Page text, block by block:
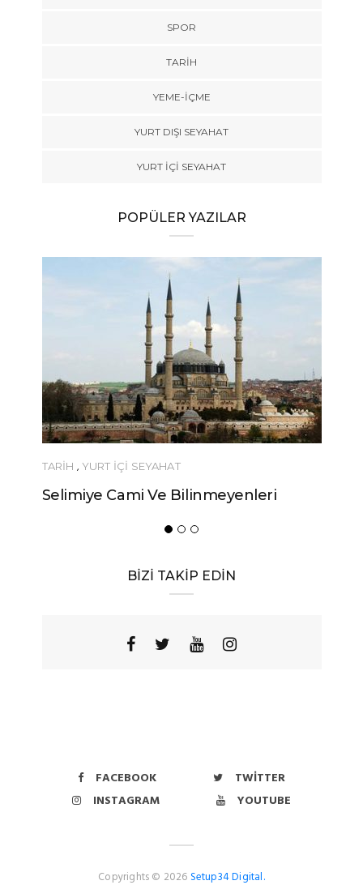
SPOR
TARİH
YEME-İÇME
YURT DIŞI SEYAHAT
YURT İÇİ SEYAHAT
POPÜLER YAZILAR
TARİH , YURT İÇİ SEYAHAT
Selimiye Cami Ve Bilinmeyenleri
BİZİ TAKİP EDİN
FACEBOOK
TWITTER
INSTAGRAM
YOUTUBE
Copyrights © 2026 Setup34 Digital.